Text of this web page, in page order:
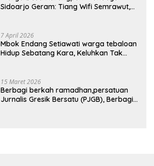
Sidoarjo Geram: Tiang Wifi Semrawut,
7 April 2026
Mbok Endang Setiawati warga tebaloan
Hidup Sebatang Kara, Keluhkan Tak
15 Maret 2026
Berbagi berkah ramadhan,persatuan
Jurnalis Gresik Bersatu (PJGB), Berbagi